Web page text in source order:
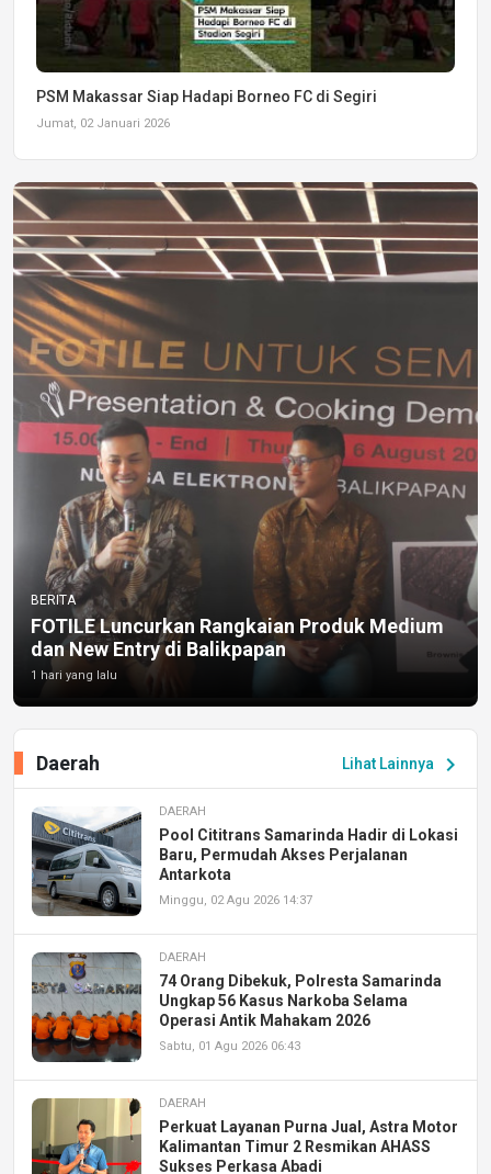
PSM Makassar Siap Hadapi Borneo FC di Segiri
Jumat, 02 Januari 2026
BERITA
FOTILE Luncurkan Rangkaian Produk Medium
dan New Entry di Balikpapan
1 hari yang lalu
Lihat Lainnya chevron_right
Daerah
DAERAH
Pool Cititrans Samarinda Hadir di Lokasi
Baru, Permudah Akses Perjalanan
Antarkota
Minggu, 02 Agu 2026 14:37
DAERAH
74 Orang Dibekuk, Polresta Samarinda
Ungkap 56 Kasus Narkoba Selama
Operasi Antik Mahakam 2026
Sabtu, 01 Agu 2026 06:43
DAERAH
Perkuat Layanan Purna Jual, Astra Motor
Kalimantan Timur 2 Resmikan AHASS
Sukses Perkasa Abadi